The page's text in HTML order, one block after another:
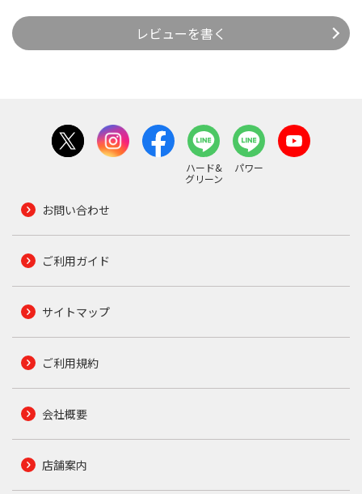
レビューを書く
ハード&
グリーン
パワー
お問い合わせ
ご利用ガイド
サイトマップ
ご利用規約
会社概要
店舗案内